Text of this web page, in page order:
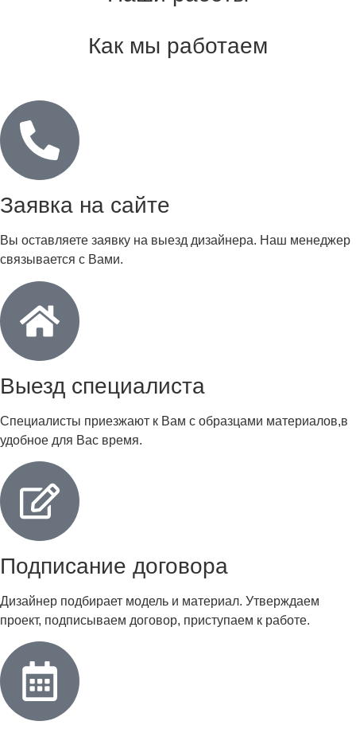
Как мы работаем
Заявка на сайте
Вы оставляете заявку на выезд дизайнера. Наш менеджер
связывается с Вами.
Выезд специалиста
Специалисты приезжают к Вам с образцами материалов,в
удобное для Вас время.
Подписание договора
Дизайнер подбирает модель и материал. Утверждаем
проект, подписываем договор, приступаем к работе.